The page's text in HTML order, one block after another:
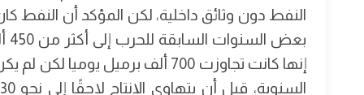
النفط دون وثائق داخلية، لكن المؤكد أن النفط
إنها كانت تجاوزت 700 ألف